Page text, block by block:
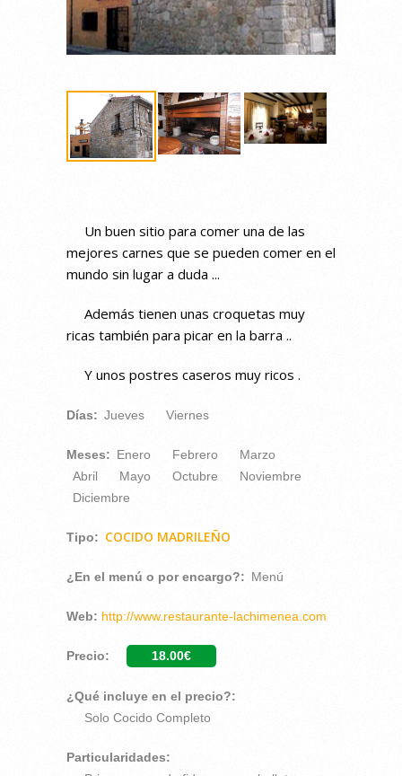
Un buen sitio para comer una de las
mejores carnes que se pueden comer en el
mundo sin lugar a duda ...
Además tienen unas croquetas muy
ricas también para picar en la barra ..
Y unos postres caseros muy ricos .
Días: Jueves Viernes
Meses: Enero Febrero
Marzo
Abril
Mayo Octubre
Noviembre
Diciembre
Tipo: COCIDO MADRILEÑO
¿En el menú o por encargo?: Menú
Web: http://www.restaurante-lachimenea.com
Precio: 18.00€
¿Qué incluye en el precio?:
Solo Cocido Completo
Particularidades: